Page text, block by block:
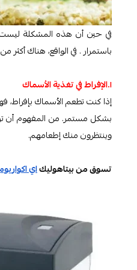
في حين أن هذه المشكلة ليست
باستمرار . في الواقع، هناك
١.الإفراط في تغذية الأسماك
إذا كنت تطعم الأسماك
بشكل مستمر. من المفهوم أن
وينتظرون منك إطعامهم.
تسوق من بيتاهوليكاي اكواريوم